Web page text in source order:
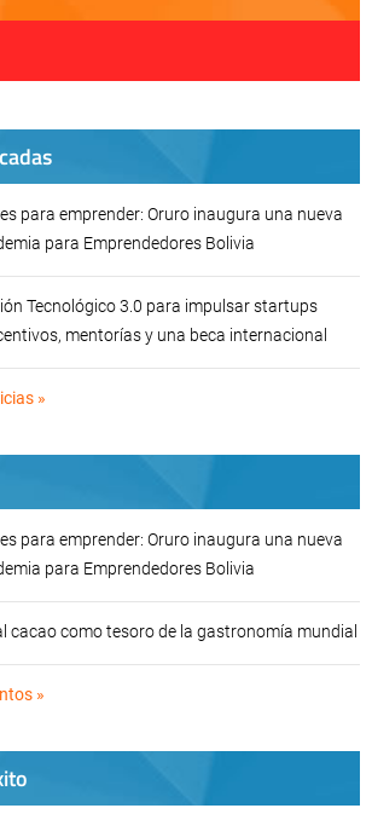
para emprender: Oruro inaugura una nueva
para Emprendedores Bolivia
Tecnológico 3.0 para impulsar startups
mentorías y una beca internacional
»
para emprender: Oruro inaugura una nueva
para Emprendedores Bolivia
cacao como tesoro de la gastronomía mundial
»